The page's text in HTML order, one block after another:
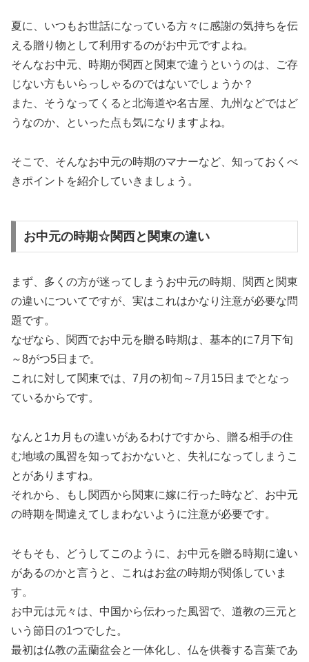
夏に、いつもお世話になっている方々に感謝の気持ちを伝
える贈り物として利用するのがお中元ですよね。
そんなお中元、時期が関西と関東で違うというのは、ご存
じない方もいらっしゃるのではないでしょうか？
また、そうなってくると北海道や名古屋、九州などではど
うなのか、といった点も気になりますよね。
そこで、そんなお中元の時期のマナーなど、知っておくべ
きポイントを紹介していきましょう。
お中元の時期☆関西と関東の違い
まず、多くの方が迷ってしまうお中元の時期、関西と関東
の違いについてですが、実はこれはかなり注意が必要な問
題です。
なぜなら、関西でお中元を贈る時期は、基本的に7月下旬
～8がつ5日まで。
これに対して関東では、7月の初旬～7月15日までとなっ
ているからです。
なんと1カ月もの違いがあるわけですから、贈る相手の住
む地域の風習を知っておかないと、失礼になってしまうこ
とがありますね。
それから、もし関西から関東に嫁に行った時など、お中元
の時期を間違えてしまわないように注意が必要です。
そもそも、どうしてこのように、お中元を贈る時期に違い
があるのかと言うと、これはお盆の時期が関係していま
す。
お中元は元々は、中国から伝わった風習で、道教の三元と
いう節日の1つでした。
最初は仏教の盂蘭盆会と一体化し、仏を供養する言葉であ